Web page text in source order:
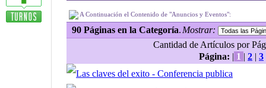
A Continuación el Contenido de "Anuncios y Eventos":
90 Páginas en la Categoría. Mostrar:
Cantidad de Artículos por
Página: | 1 | 2 | 3
Las claves del exito - Conferencia publica